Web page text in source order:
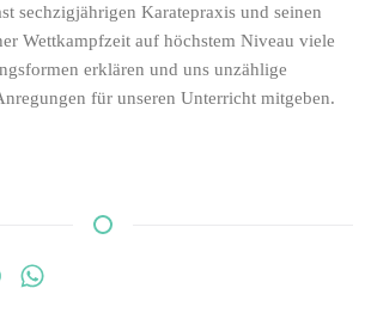
sechzigjährigen Karatepraxis und seinen
Wettkampfzeit auf höchstem Niveau viele
erklären und uns unzählige
für unseren Unterricht mitgeben.